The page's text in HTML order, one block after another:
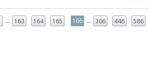
... 163 164 165 166 ... 306 446 586